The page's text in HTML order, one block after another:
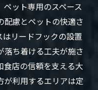
ット専用のスペース
配慮とペットの快適さ
リードフックの設置
落ち着ける工夫が施さ
食店の信頼を支える大
が利用するエリアは定